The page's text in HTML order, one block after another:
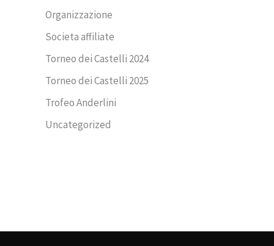
Organizzazione
Societa affiliate
Torneo dei Castelli 2024
Torneo dei Castelli 2025
Trofeo Anderlini
Uncategorized